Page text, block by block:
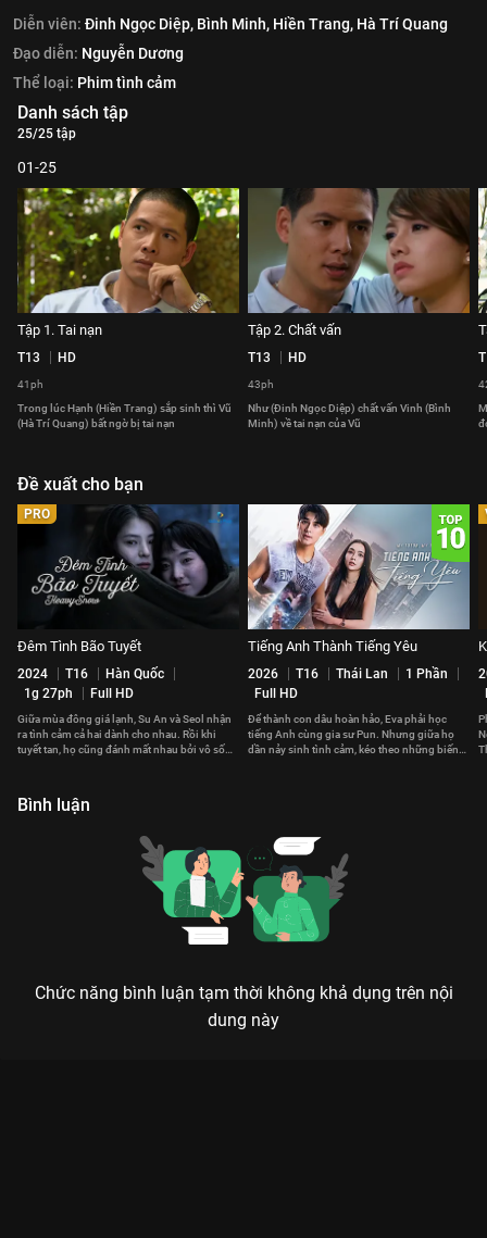
Diễn viên: Đinh Ngọc Diệp, Bình Minh, Hiền Trang, Hà Trí Quang
Đạo diễn: Nguyễn Dương
Thể loại: Phim tình cảm
Danh sách tập
25/25 tập
01-25
Tập 1. Tai nạn
T13 HD
41ph
Trong lúc Hạnh (Hiền Trang) sắp sinh thì Vũ
(Hà Trí Quang) bất ngờ bị tai nạn
Tập 2. Chất vấn
T13 HD
43ph
Như (Đinh Ngọc Diệp) chất vấn Vinh (Bình
Minh) về tai nạn của Vũ
Đề xuất cho bạn
PRO
Đêm Tình Bão Tuyết
2024 T16
Hàn Quốc
1g 27ph
Full HD
Giữa mùa đông giá lạnh, Su An và Seol nhận
ra tình cảm cả hai dành cho nhau. Rồi khi
tuyết tan, họ cũng đánh mất nhau bởi vô số
Tiếng Anh Thành Tiếng Yêu
2026 T16 Thái Lan
1 Phần
Full HD
Để thành con dâu hoàn hảo, Eva phải học
tiếng Anh cùng gia sư Pun. Nhưng giữa họ
dần nảy sinh tình cảm, kéo theo những biến
Bình luận
Chức năng bình luận tạm thời không khả dụng trên nội
dung này